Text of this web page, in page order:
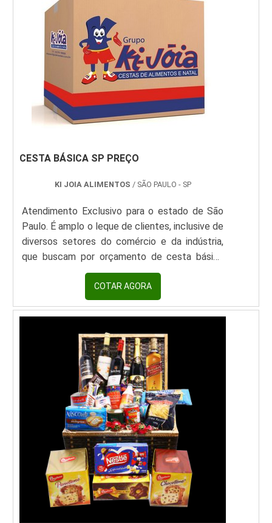
segura, gara...
CESTA BÁSICA SP PREÇO
KI JOIA ALIMENTOS / SÃO PAULO - SP
Atendimento Exclusivo para o estado de São
Paulo. É amplo o leque de clientes, inclusive de
diversos setores do comércio e da indústria,
que buscam por orçamento de cesta básica
SP preço justo e por variedade e qualidade dos
produtos incluídos nas respectivas cestas. É
sempre bom buscar por uma empresa com
tradição e qualidade já consolidada no mercado
e que atende, principalmente sindicatos, além
de:Metalúrgicas;Escolas;Viações e transpo...
COTAR AGORA